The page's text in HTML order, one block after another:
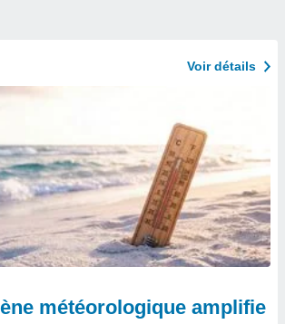
Voir détails
météorologique amplifie